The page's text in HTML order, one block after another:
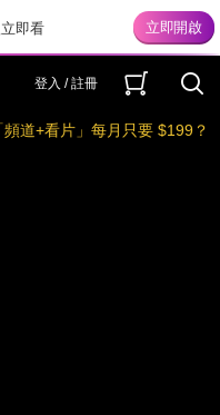
即看
登入 / 註冊
頻道+看片」每月只要 $199？